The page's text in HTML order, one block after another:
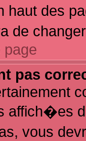
des
de
page
pas
affich�es
vous